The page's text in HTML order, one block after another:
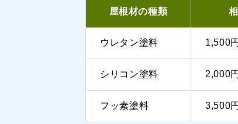
屋根材の種類
ウレタン塗料 1,500
シリコン塗料 2,000
フッ素塗料 3,500